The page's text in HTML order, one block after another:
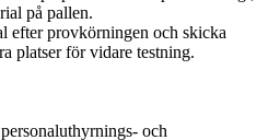
på pallen.
efter provkörningen och skicka
platser för vidare testning.
och